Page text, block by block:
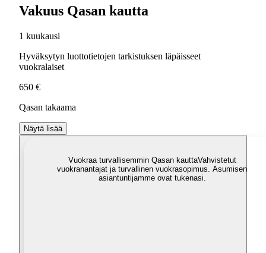
Vakuus Qasan kautta
1 kuukausi
Hyväksytyn luottotietojen tarkistuksen läpäisseet
vuokralaiset
650 €
Qasan takaama
Näytä lisää
Vuokraa turvallisemmin Qasan kauttaVahvistetut
vuokranantajat ja turvallinen vuokrasopimus. Asumisen
asiantuntijamme ovat tukenasi.